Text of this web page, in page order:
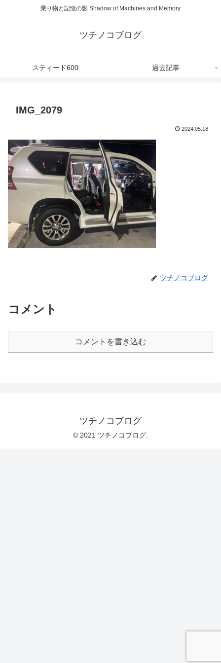
乗り物と記憶の影 Shadow of Machines and Memory
ツチノコブログ
スティード600 過去記事
IMG_2079
2024.05.18
ツチノコブログ
コメント
コメントを書き込む
ツチノコブログ
© 2021 ツチノコブログ.